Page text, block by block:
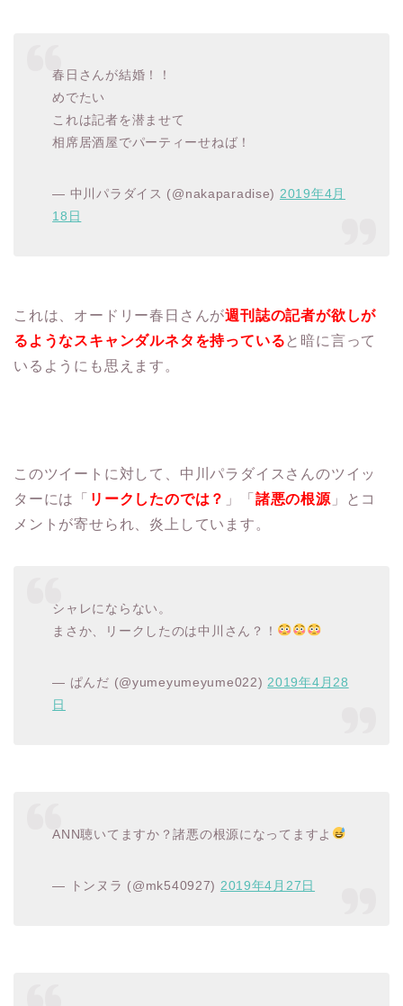
春日さんが結婚！！
めでたい
これは記者を潜ませて
相席居酒屋でパーティーせねば！
— 中川パラダイス (@nakaparadise) 2019年4月
18日
これは、オードリー春日さんが週刊誌の記者が欲しが
るようなスキャンダルネタを持っている と暗に言って
いるようにも思えます。
このツイートに対して、中川パラダイスさんのツイッ
ターには「 リークしたのでは？ 」「 諸悪の根源」とコ
メントが寄せられ、炎上しています。
シャレにならない。
まさか、リークしたのは中川さん？！
— ぱんだ (@yumeyumeyume022) 2019年4月28
日
ANN聴いてますか？諸悪の根源になってますよ
— トンヌラ (@mk540927) 2019年4月27日